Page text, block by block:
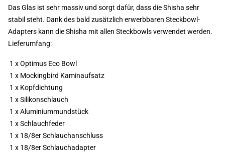
Das Glas ist sehr massiv und sorgt dafür, dass die Shisha sehr
stabil steht. Dank des bald zusätzlich erwerbbaren Steckbowl-
Adapters kann die Shisha mit allen Steckbowls verwendet werden.
Lieferumfang:
1 x Optimus Eco Bowl
1 x Mockingbird Kaminaufsatz
1 x Kopfdichtung
1 x Silikonschlauch
1 x Aluminiummundstück
1 x Schlauchfeder
1 x 18/8er Schlauchanschluss
1 x 18/8er Schlauchadapter